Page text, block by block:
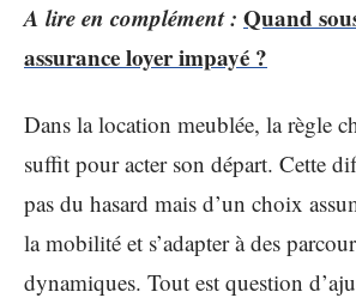
A lire en complément : Quand
assurance loyer impayé ?
Dans la location meublée, la règle
suffit pour acter son départ. Cette
pas du hasard mais d’un choix
la mobilité et s’adapter à des
dynamiques. Tout est question